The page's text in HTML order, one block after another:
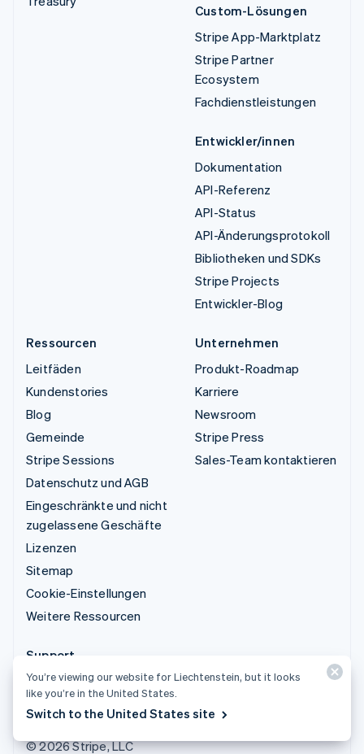
Custom-Lösungen
Stripe App-Marktplatz
Stripe Partner
Ecosystem
Fachdienstleistungen
Entwickler/innen
Dokumentation
API-Referenz
API-Status
API-Änderungsprotokoll
Bibliotheken und SDKs
Stripe Projects
Entwickler-Blog
Ressourcen
Leitfäden
Kundenstories
Blog
Gemeinde
Stripe Sessions
Datenschutz und AGB
Eingeschränkte und nicht
zugelassene Geschäfte
Lizenzen
Sitemap
Cookie-Einstellungen
Weitere Ressourcen
Unternehmen
Produkt-Roadmap
Karriere
Newsroom
Stripe Press
Sales-Team kontaktieren
Support
Support anfordern
Verwaltete Supportpläne
© 2026 Stripe, LLC
You’re viewing our website for Liechtenstein, but it looks
like you’re in the United States.
Switch to the United States site